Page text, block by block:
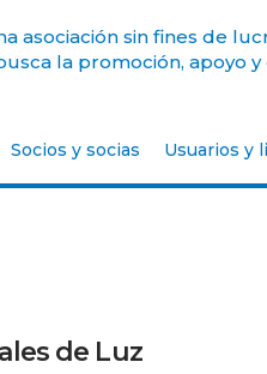
asociación sin fines de
la promoción, apoyo
Socios y socias Usuarios y
de Luz